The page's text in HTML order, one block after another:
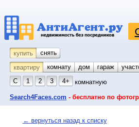
купить снять
квартиру
комнату койко-место
дом гараж
С
1 2 3 4+ комнатную
Search4Faces.com - бесплатно по
← вернуться назад к списку